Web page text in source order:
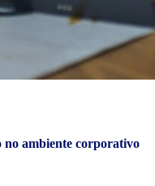
no ambiente corporativo